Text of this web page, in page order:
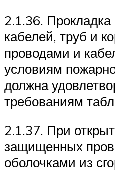
2.1.36. Прокладка
кабелей, труб и
проводами и
условиям
должна
требованиям
2.1.37. При
защищенных
оболочками из